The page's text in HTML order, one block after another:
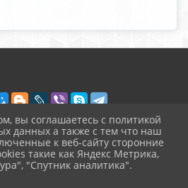
данных
вы соглашаетесь с политикой
данных а также с тем что наш
к веб-сайту сторонние
такие как Яндекс Метрика,
"Спутник аналитика".